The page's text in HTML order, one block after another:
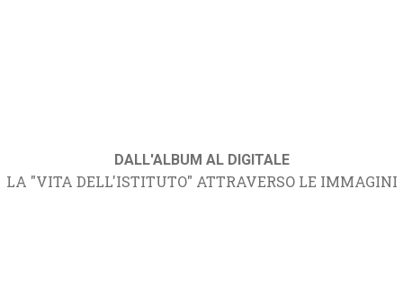
DALL'ALBUM AL DIGITALE
LA "VITA DELL'ISTITUTO" ATTRAVERSO LE IMMAGINI